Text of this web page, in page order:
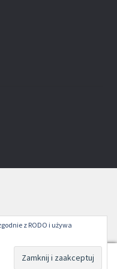
0
z RODO i używa